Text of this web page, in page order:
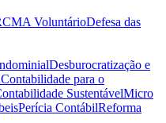
VoluntárioDefesa das
Desburocratização e
Contabilidade para o
SustentávelMicro
Perícia ContábilReforma